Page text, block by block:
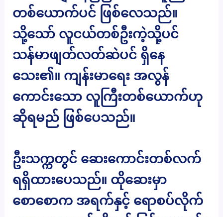
တစ်ယောက်ပင် ဖြစ်လေသည်။
သို့သော် လူငယ်တစ်ဦးကဲ့သို့ပင်
သန်မာဖျတ်လတ်ဆဲပင် ရှိနေ
သေး၏။ ကျန်းမာရေး အလွန်
ကောင်းသော လူကြီးတစ်ယောက်ဟု
ဆိုရမည် ဖြစ်ပေသည်။
ဦးသက္ကတွင် ဆေးကောင်းတစ်လက်
ရရှိထားပေသည်။ ထိုဆေးမှာ
စောစောက အရက်နှင့် ရောစပ်လိုက်